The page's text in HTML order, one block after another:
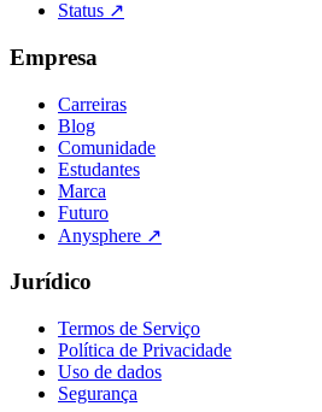
Status ↗
Empresa
Carreiras
Blog
Comunidade
Estudantes
Marca
Futuro
Anysphere ↗
Jurídico
Termos de Serviço
Política de Privacidade
Uso de dados
Segurança